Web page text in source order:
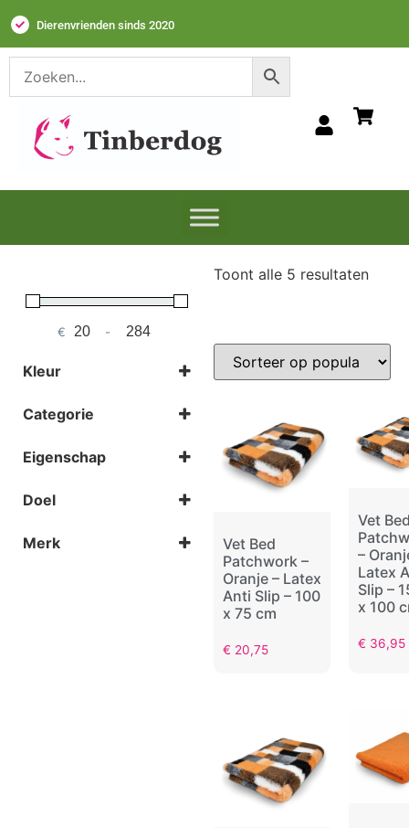
Dierenvrienden sinds 2020
€ Minimum Price
-Maximum Price
Kleur
Oranje
Categorie
Dekens & vetbedden
Eigenschap
Waterproof
Doel
Bench
Merk
Toont alle 5 resultaten
Vet Bed
Patchwork –
Oranje – Latex
Anti Slip – 100
x 75 cm
€ 20,75
Vet
–
Latex
Slip –
x 100
€ 36,95